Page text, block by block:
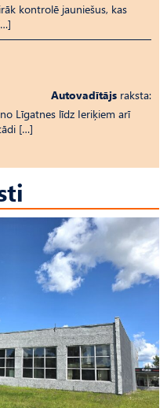
kontrolē jauniešus, kas
Autovadītājs raksta:
Līgatnes līdz Ieriķiem arī
[…]